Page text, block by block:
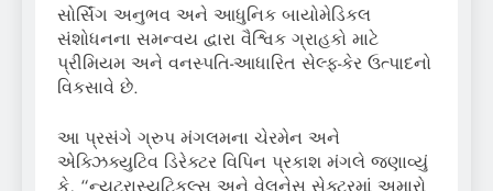
સોર્સિંગ અનુભવ અને આધુનિક બાયોમેડિકલ
સંશોધનના સમન્વય દ્વારા વૈશ્વિક ગ્રાહકો માટે
પ્રીમિયમ અને વનસ્પતિ-આધારિત સેલ્ફ-કેર ઉત્પાદનો
વિકસાવે છે.
આ પ્રસંગે ગ્રુપ મંગલમના ચેરમેન અને
એક્ઝિક્યુટિવ ડિરેક્ટર વિપિન પ્રકાશ મંગલે જણાવ્યું
કે, “ન્યુટ્રાસ્યુટિકલ્સ અને વેલનેસ સેક્ટરમાં અમારો